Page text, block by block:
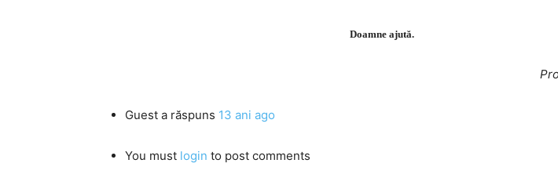
Doamne ajută.
Guest a răspuns 13 ani ago
You must login to post comments